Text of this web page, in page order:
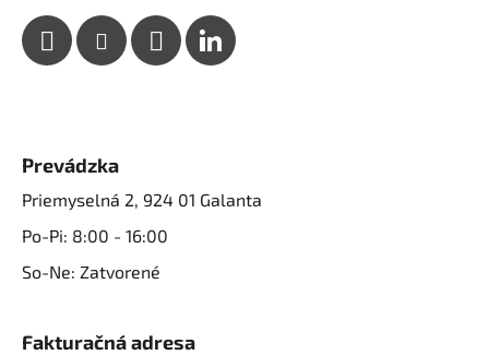
Prevádzka
Priemyselná 2, 924 01 Galanta
Po-Pi: 8:00 - 16:00
So-Ne: Zatvorené
Fakturačná adresa